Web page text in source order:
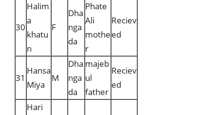
30
Halim
a
khatu
n
F
Dha
nga
da
Phate
Ali
mothe
r
Reciev
ed
31
Hansa
Miya
M
Dha
nga
da
majeb
ul
father
Reciev
ed
Hari